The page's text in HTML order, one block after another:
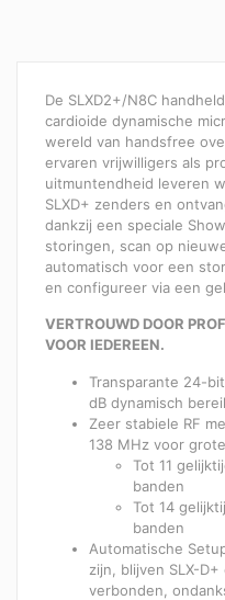
De SLXD2+/N8C
cardioide dynamische
wereld van handsfree
ervaren vrijwilligers als
uitmuntendheid leveren
SLXD+ zenders en
dankzij een speciale
storingen, scan op
automatisch voor een
en configureer via een
VERTROUWD DOOR
VOOR IEDEREEN.
Transparante 24-
dB dynamisch
Zeer stabiele RF
138 MHz voor
Tot 11
banden
Tot 14
banden
Automatische
zijn, blijven SLX-
verbonden,